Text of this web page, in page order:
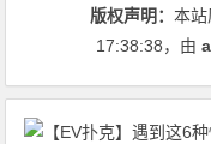
版权声明：本
17:38:38，由